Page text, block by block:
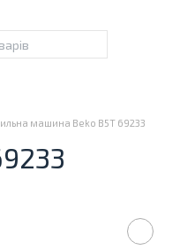
машина Beko B5T 69233